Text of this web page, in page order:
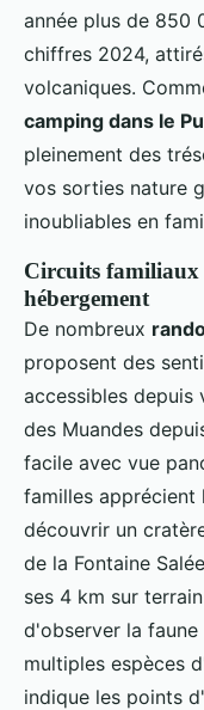
année plus de 850
chiffres 2024,
volcaniques.
camping dans le
pleinement des
vos sorties nature
inoubliables en
Circuits familiaux
hébergement
De nombreux
proposent des
accessibles depuis
des Muandes
facile avec vue
familles
découvrir un
de la Fontaine
ses 4 km sur
d'observer la
multiples espèces
indique les points